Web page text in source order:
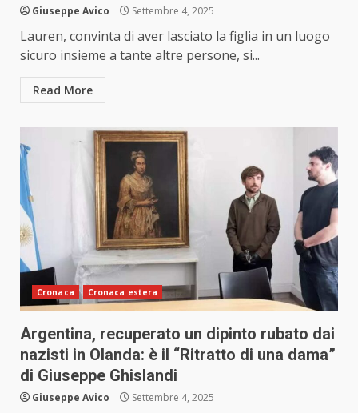
Giuseppe Avico Settembre 4, 2025
Lauren, convinta di aver lasciato la figlia in un luogo
sicuro insieme a tante altre persone, si...
Read More
Cronaca Cronaca estera
Argentina, recuperato un dipinto rubato dai
nazisti in Olanda: è il “Ritratto di una dama”
di Giuseppe Ghislandi
Giuseppe Avico Settembre 4, 2025